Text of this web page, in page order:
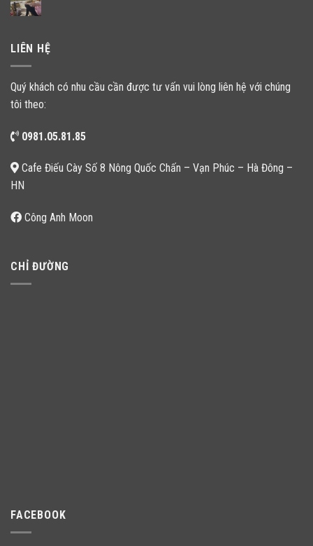
LIÊN HỆ
Quý khách có nhu cầu cần được tư vấn vui lòng liên hệ với chúng
tôi theo:
0981.05.81.85
Cafe Điếu Cày Số 8 Nông Quốc Chấn – Vạn Phúc – Hà Đông –
HN
Công Anh Moon
CHỈ ĐƯỜNG
FACEBOOK